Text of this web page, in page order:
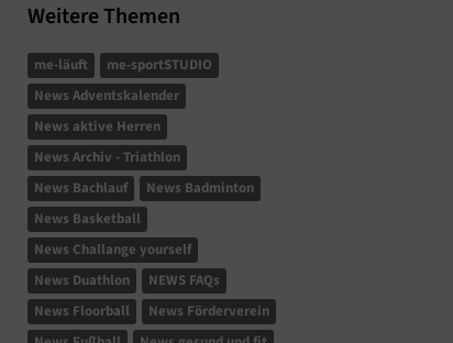
Weitere Themen
me-läuft
me-sportSTUDIO
News Adventskalender
News aktive Herren
News Archiv - Triathlon
News Bachlauf
News Badminton
News Basketball
News Challange yourself
News Duathlon
NEWS FAQs
News Floorball
News Förderverein